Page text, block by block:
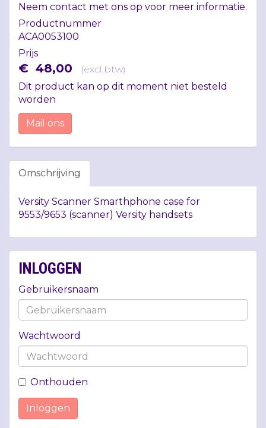
Neem contact met ons op voor meer informatie.
Productnummer
ACA0053100
Prijs
€ 48,00 (excl.btw)
Dit product kan op dit moment niet besteld
worden
Mail ons
Omschrijving
Versity Scanner Smarthphone case for
9553/9653 (scanner) Versity handsets
INLOGGEN
Gebruikersnaam
Wachtwoord
Onthouden
Inloggen